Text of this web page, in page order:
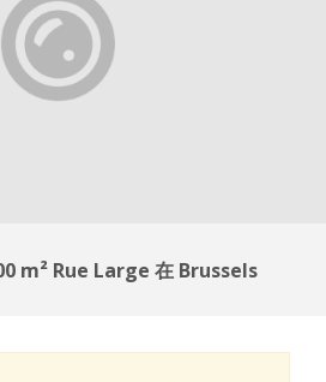
m² Rue Large 在 Brussels